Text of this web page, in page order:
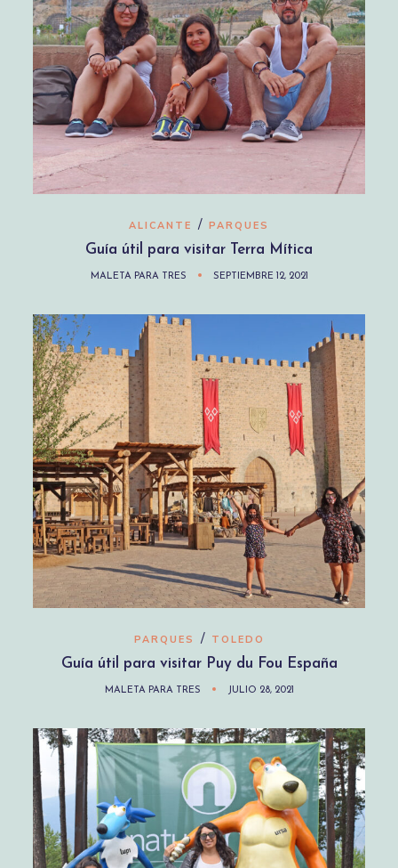
ALICANTE / PARQUES
Guía útil para visitar Terra Mítica
MALETA PARA TRES SEPTIEMBRE 12, 2021
PARQUES / TOLEDO
Guía útil para visitar Puy du Fou España
MALETA PARA TRES JULIO 28, 2021